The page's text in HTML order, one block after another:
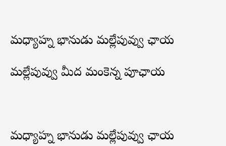
మధ్యాహ్న భానుడు మల్లేపువ్వు ఛాయ
మల్లేపువ్వు మీద మంకెన్న పూఛాయ
మధ్యాహ్న భానుడు మల్లేపువ్వు ఛాయ